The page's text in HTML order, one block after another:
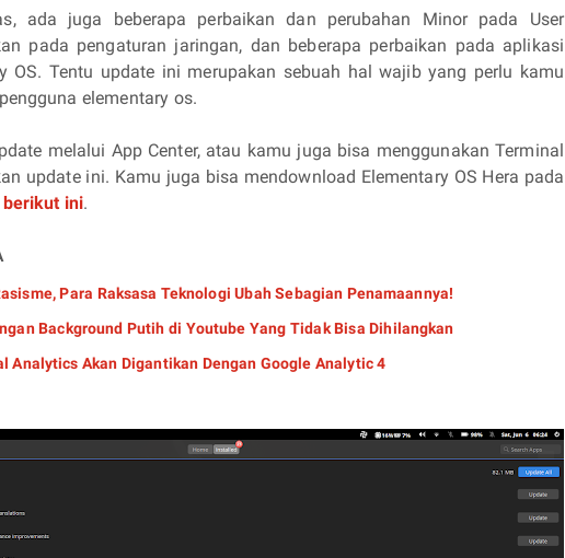
ada juga beberapa perbaikan dan perubahan Minor pada User
pada pengaturan jaringan, dan beberapa perbaikan pada aplikasi
OS. Tentu update ini merupakan sebuah hal wajib yang perlu kamu
elementary os.
melalui App Center, atau kamu juga bisa menggunakan Terminal
update ini. Kamu juga bisa mendownload Elementary OS Hera pada
berikut ini.
Para Raksasa Teknologi Ubah Sebagian Penamaannya!
Background Putih di Youtube Yang Tidak Bisa Dihilangkan
Analytics Akan Digantikan Dengan Google Analytic 4